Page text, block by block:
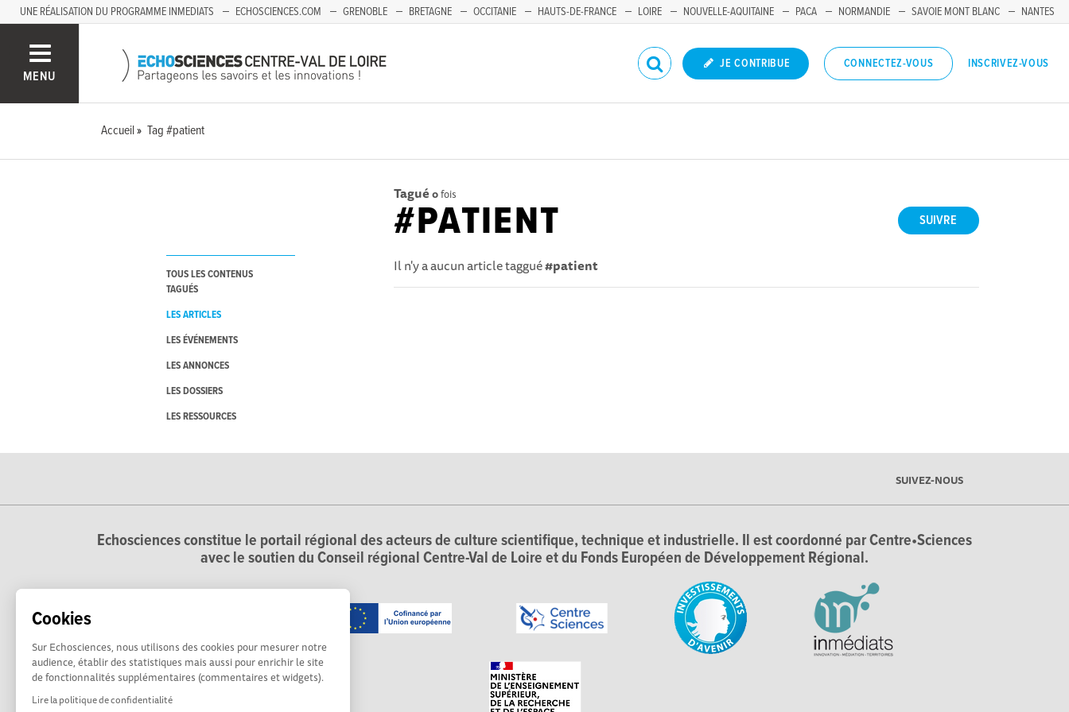
Cookies
Sur Echosciences, nous utilisons des cookies pour mesurer notre
audience, établir des statistiques mais aussi pour enrichir le site
de fonctionnalités supplémentaires (commentaires et widgets).
Lire la politique de confidentialité
UNE RÉALISATION DU PROGRAMME INMEDIATS ECHOSCIENCES.COM GRENOBLE BRETAGNE OCCITANIE HAUTS-DE-FRANCE LOIRE NOUVELLE-AQUITAINE PACA NORMANDIE SAVOIE MONT BLANC
NANTES
MENU
JE CONTRIBUE CONNECTEZ-VOUS INSCRIVEZ-VOUS
Accueil Tag #patient
TOUS LES CONTENUS
TAGUÉS
LES ARTICLES
LES ÉVÉNEMENTS
LES ANNONCES
LES DOSSIERS
LES RESSOURCES
Tagué 0fois
SUIVRE
#PATIENT
Il n'y a aucun article taggué#patient
SUIVEZ-NOUS
Echosciences constitue le portail régional des acteurs de culture scientifique, technique et industrielle. Il est coordonné par Centre•Sciences
avec le soutien du Conseil régional Centre-Val de Loire et du Fonds Européen de Développement Régional.